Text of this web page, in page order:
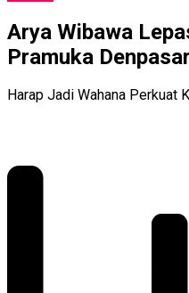
Arya Wibawa
Pramuka
Harap Jadi Wahana Perkuat